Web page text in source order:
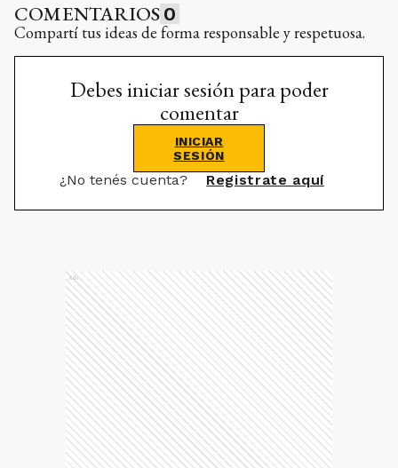
COMENTARIOS 0
Compartí tus ideas de forma responsable y respetuosa.
Debes iniciar sesión para poder
comentar
INICIAR
SESIÓN
¿No tenés cuenta? Registrate aquí
Ads